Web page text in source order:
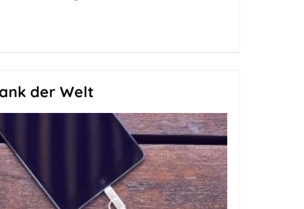
der Welt